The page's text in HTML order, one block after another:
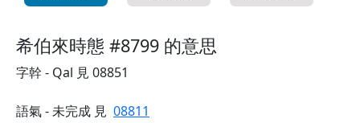
希伯來時態 #8799 的意思
字幹 - Qal 見 08851
語氣 - 未完成 見 08811